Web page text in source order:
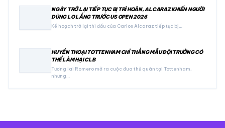
NGÀY TRỞ LẠI TIẾP TỤC BỊ TRÌ HOÃN, ALCARAZ KHIẾN NGƯỜI
DÙNG LO LẮNG TRƯỚC US OPEN 2026
Kế hoạch trở lại thi đấu của Carlos Alcaraz tiếp tục bị…
HUYỀN THOẠI TOTTENHAM CHỈ THẲNG MẪU ĐỘI TRƯỞNG CÓ
THỂ LÀM HẠI CLB
Tương lai Romero mở ra cuộc đua thủ quân tại Tottenham,
nhưng…